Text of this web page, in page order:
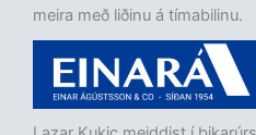
meira með liðinu á tímabilinu.